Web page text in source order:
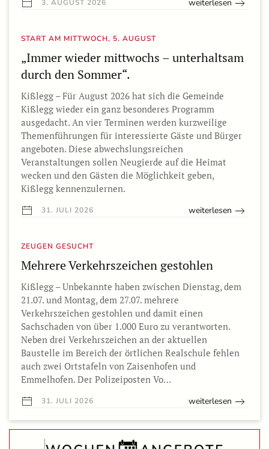
3. AUGUST 2026 weiterlesen
START AM MITTWOCH, 5. AUGUST
„Immer wieder mittwochs – unterhaltsam
durch den Sommer“.
Kißlegg – Für August 2026 hat sich die Gemeinde
Kißlegg wieder ein ganz besonderes Programm
ausgedacht. An vier Terminen werden kurzweilige
Themenführungen für interessierte Gäste und Bürger
angeboten. Diese abwechslungsreichen
Veranstaltungen sollen Neugierde auf die Heimat
wecken und den Gästen die Möglichkeit geben,
Kißlegg kennenzulernen.
31. JULI 2026 weiterlesen
ZEUGEN GESUCHT
Mehrere Verkehrszeichen gestohlen
Kißlegg – Unbekannte haben zwischen Dienstag, dem
21.07. und Montag, dem 27.07. mehrere
Verkehrszeichen gestohlen und damit einen
Sachschaden von über 1.000 Euro zu verantworten.
Neben drei Verkehrszeichen an der aktuellen
Baustelle im Bereich der örtlichen Realschule fehlen
auch zwei Ortstafeln von Zaisenhofen und
Emmelhofen. Der Polizeiposten Vo…
31. JULI 2026 weiterlesen